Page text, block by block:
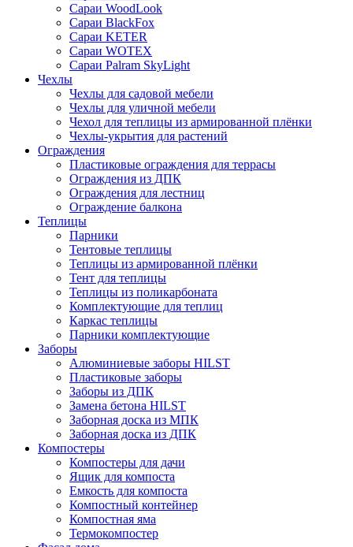
Cараи WoodLook
Сараи BlackFox
Сараи KETER
Сараи WOTEX
Сараи Palram SkyLight
Чехлы
Чехлы для садовой мебели
Чехлы для уличной мебели
Чехол для теплицы из армированной плёнки
Чехлы-укрытия для растений
Ограждения
Пластиковые ограждения для террасы
Ограждения из ДПК
Ограждения для лестниц
Ограждение балкона
Теплицы
Парники
Тентовые теплицы
Теплицы из армированной плёнки
Тент для теплицы
Теплицы из поликарбоната
Комплектующие для теплиц
Каркас теплицы
Парники комплектующие
Заборы
Алюминиевые заборы HILST
Пластиковые заборы
Заборы из ДПК
Замена бетона HILST
Заборная доска из МПК
Заборная доска из ДПК
Компостеры
Компостеры для дачи
Ящик для компоста
Емкость для компоста
Компостный контейнер
Компостная яма
Термокомпостер